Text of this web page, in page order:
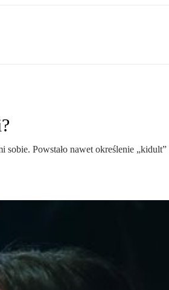
Powstało nawet określenie „kidult”